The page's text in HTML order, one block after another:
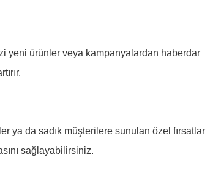
yeni ürünler veya kampanyalardan haberdar
ya da sadık müşterilere sunulan özel fırsatlar
sağlayabilirsiniz.